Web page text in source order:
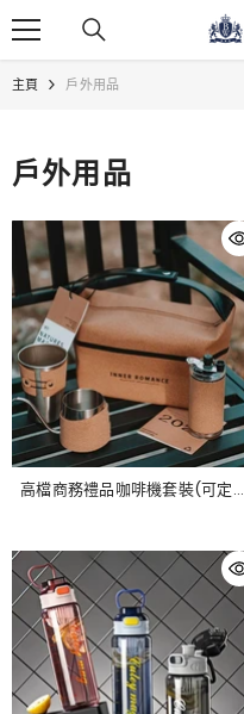
跳至內容
主頁 戶外用品
戶外用品
高檔商務禮品咖啡機套裝(可定制